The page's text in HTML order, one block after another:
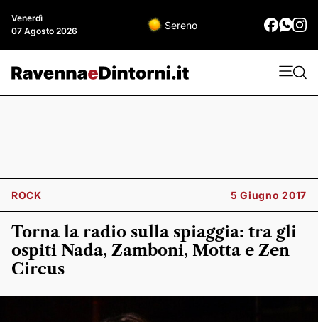
Venerdì
07 Agosto 2026
Sereno
ROCK 5 Giugno 2017
Torna la radio sulla spiaggia: tra gli
ospiti Nada, Zamboni, Motta e Zen
Circus